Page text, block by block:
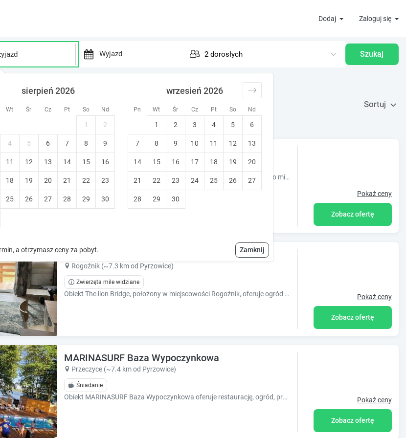
Dodaj Zaloguj się
d
w
a
e
y
t
o
i
c
t
w
i
t
Wt Śr Cz Pt So Nd Pn Wt Śr Cz Pt So Nd
sierpień 2026
1 2
4 5 6 7 8 9
11 12 13 14 15 16
18 19 20 21 22 23
25 26 27 28 29 30
wrzesień 2026
1 2 3 4 5 6
7 8 9 10 11 12 13
14 15 16 17 18 19 20
21 22 23 24 25 26 27
28 29 30
a otrzymasz ceny za pobyt. Zamknij
Szukaj
Sortuj
w okolicy
Apartamenty Piekary
Piekary Śląskie (~13 km od Pyrzowice)
NOWE POKOJE w każdym łazienka. Możliwość wynajęcia oddzielnego mieszkania - 2 pokoje 2 łazienki oraz kuchnia. Bliski dojazd K-CE BYTOM T-GÓRY ZABRZE
Pokaż ceny
Zobacz ofertę
The lion Bridge
Rogoźnik (~7.3 km od Pyrzowice)
Zwierzęta mile widziane
Obiekt The lion Bridge, położony w miejscowości Rogoźnik, oferuje ogród oraz różne opcje zakwaterowania, w których zapewniono klimatyzację. O Pokaż ceny
Zobacz ofertę
MARINASURF Baza Wypoczynkowa
Przeczyce (~7.4 km od Pyrzowice)
Śniadanie
Obiekt MARINASURF Baza Wypoczynkowa oferuje restaurację, ogród, prywatną plażę i bar. Odległość ważnych miejsc od obiektu: Uniwersytet Śląs Pokaż ceny
Zobacz ofertę